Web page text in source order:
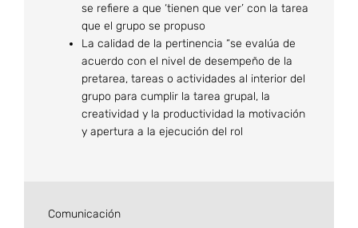
se refiere a que ‘tienen que ver’ con la tarea
que el grupo se propuso
La calidad de la pertinencia “se evalúa de
acuerdo con el nivel de desempeño de la
pretarea, tareas o actividades al interior del
grupo para cumplir la tarea grupal, la
creatividad y la productividad la motivación
y apertura a la ejecución del rol
Comunicación